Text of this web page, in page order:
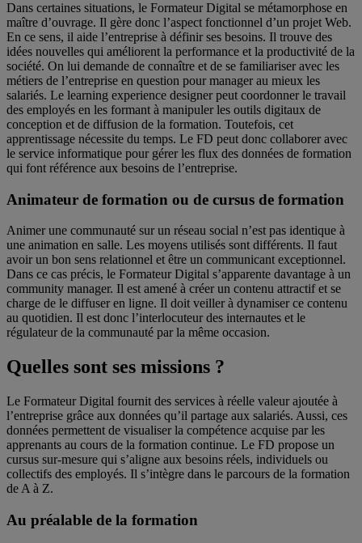
Dans certaines situations, le Formateur Digital se métamorphose en
maître d’ouvrage. Il gère donc l’aspect fonctionnel d’un projet Web.
En ce sens, il aide l’entreprise à définir ses besoins. Il trouve des
idées nouvelles qui améliorent la performance et la productivité de la
société. On lui demande de connaître et de se familiariser avec les
métiers de l’entreprise en question pour manager au mieux les
salariés. Le learning experience designer peut coordonner le travail
des employés en les formant à manipuler les outils digitaux de
conception et de diffusion de la formation. Toutefois, cet
apprentissage nécessite du temps. Le FD peut donc collaborer avec
le service informatique pour gérer les flux des données de formation
qui font référence aux besoins de l’entreprise.
Animateur de formation ou de cursus de formation
Animer une communauté sur un réseau social n’est pas identique à
une animation en salle. Les moyens utilisés sont différents. Il faut
avoir un bon sens relationnel et être un communicant exceptionnel.
Dans ce cas précis, le Formateur Digital s’apparente davantage à un
community manager. Il est amené à créer un contenu attractif et se
charge de le diffuser en ligne. Il doit veiller à dynamiser ce contenu
au quotidien. Il est donc l’interlocuteur des internautes et le
régulateur de la communauté par la même occasion.
Quelles sont ses missions ?
Le Formateur Digital fournit des services à réelle valeur ajoutée à
l’entreprise grâce aux données qu’il partage aux salariés. Aussi, ces
données permettent de visualiser la compétence acquise par les
apprenants au cours de la formation continue. Le FD propose un
cursus sur-mesure qui s’aligne aux besoins réels, individuels ou
collectifs des employés. Il s’intègre dans le parcours de la formation
de A à Z.
Au préalable de la formation